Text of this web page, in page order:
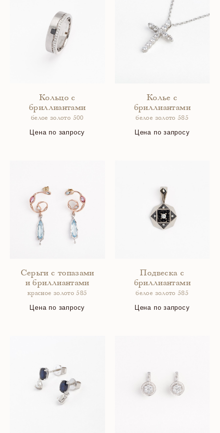
Кольцо с
бриллиантами
белое золото 500
Цена по запросу
Колье с
бриллиантами
белое золото 585
Цена по запросу
Серьги с топазами
и бриллиантами
красное золото 585
Цена по запросу
Подвеска с
бриллиантами
белое золото 585
Цена по запросу